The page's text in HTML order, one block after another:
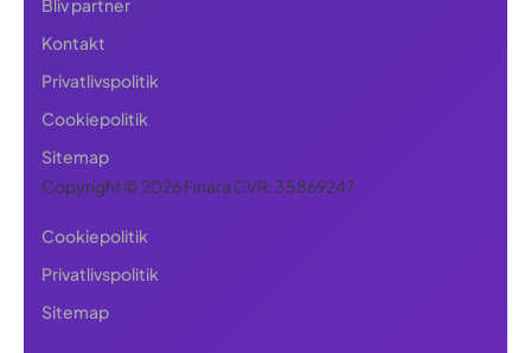
Bliv partner
Kontakt
Privatlivspolitik
Cookiepolitik
Sitemap
Copyright © 2026 Finara CVR: 35869247
Cookiepolitik
Privatlivspolitik
Sitemap